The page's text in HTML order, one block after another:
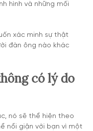
hình và những mối
xác minh sự thật
đàn ông nào khác
có lý do
nó sẽ thể hiện theo
nổi giận với bạn vì một